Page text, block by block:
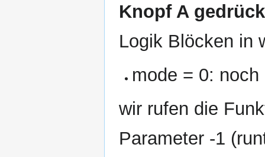
Knopf A
Logik Blöcken in
mode = 0:
wir rufen die
Parameter -1